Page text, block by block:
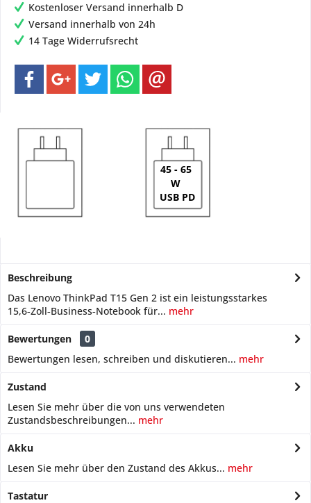
Kostenloser Versand innerhalb D
Versand innerhalb von 24h
14 Tage Widerrufsrecht
45 - 65
W
USB PD
Beschreibung
Das Lenovo ThinkPad T15 Gen 2 ist ein leistungsstarkes
15,6‑Zoll‑Business‑Notebook für... mehr
Bewertungen
0
Bewertungen lesen, schreiben und diskutieren... mehr
Zustand
Lesen Sie mehr über die von uns verwendeten
Zustandsbeschreibungen... mehr
Akku
Lesen Sie mehr über den Zustand des Akkus... mehr
Tastatur